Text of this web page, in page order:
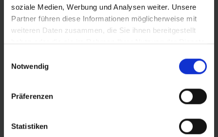
soziale Medien, Werbung und Analysen weiter. Unsere
Partner führen diese Informationen möglicherweise mit
weiteren Daten zusammen, die Sie ihnen bereitgestellt
haben oder die sie im Rahmen Ihrer Nutzung der Dienste
Notwendig
Präferenzen
Statistiken
Impressum